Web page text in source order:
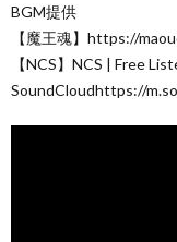
BGM提供
【魔王魂】https://
【NCS】NCS | Free
SoundCloudhttps://